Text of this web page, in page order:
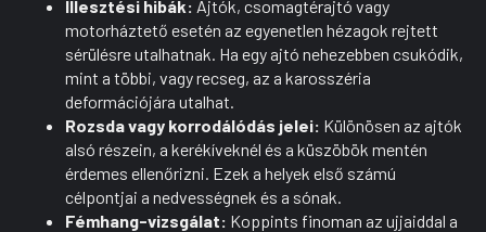
Illesztési hibák: Ajtók, csomagtérajtó vagy
motorháztető esetén az egyenetlen hézagok rejtett
sérülésre utalhatnak. Ha egy ajtó nehezebben csukódik,
mint a többi, vagy recseg, az a karosszéria
deformációjára utalhat.
Rozsda vagy korrodálódás jelei: Különösen az ajtók
alsó részein, a kerékíveknél és a küszöbök mentén
érdemes ellenőrizni. Ezek a helyek első számú
célpontjai a nedvességnek és a sónak.
Fémhang-vizsgálat: Koppints finoman az ujjaiddal a